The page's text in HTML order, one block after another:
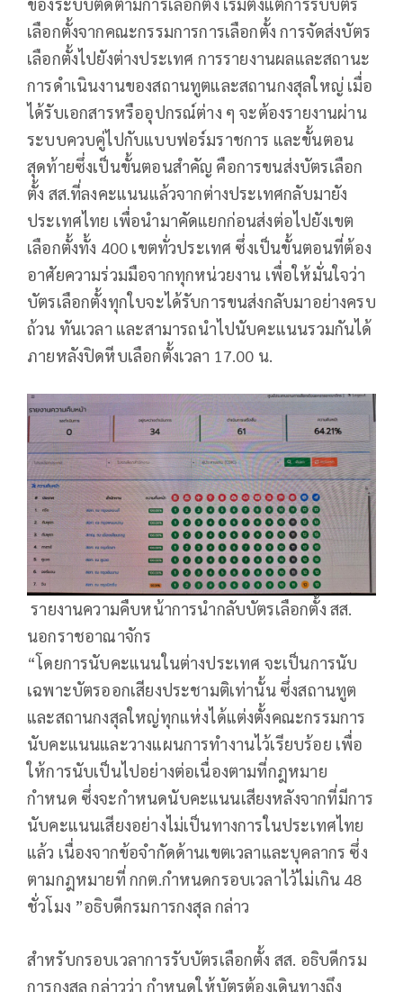
ของระบบติดตามการเลือกตั้ง เริ่มตั้งแต่การรับบัตร
เลือกตั้งจากคณะกรรมการการเลือกตั้ง การจัดส่งบัตร
เลือกตั้งไปยังต่างประเทศ การรายงานผลและสถานะ
การดำเนินงานของสถานทูตและสถานกงสุลใหญ่ เมื่อ
ได้รับเอกสารหรืออุปกรณ์ต่าง ๆ จะต้องรายงานผ่าน
ระบบควบคู่ไปกับแบบฟอร์มราชการ และขั้นตอน
สุดท้ายซึ่งเป็นขั้นตอนสำคัญ คือการขนส่งบัตรเลือก
ตั้ง สส.ที่ลงคะแนนแล้วจากต่างประเทศกลับมายัง
ประเทศไทย เพื่อนำมาคัดแยกก่อนส่งต่อไปยังเขต
เลือกตั้งทั้ง 400 เขตทั่วประเทศ ซึ่งเป็นขั้นตอนที่ต้อง
อาศัยความร่วมมือจากทุกหน่วยงาน เพื่อให้มั่นใจว่า
บัตรเลือกตั้งทุกใบจะได้รับการขนส่งกลับมาอย่างครบ
ถ้วน ทันเวลา และสามารถนำไปนับคะแนนรวมกันได้
ภายหลังปิดหีบเลือกตั้งเวลา 17.00 น.
รายงานความคืบหน้าการนำกลับบัตรเลือกตั้ง สส.
นอกราชอาณาจักร
“โดยการนับคะแนนในต่างประเทศ จะเป็นการนับ
เฉพาะบัตรออกเสียงประชามติเท่านั้น ซึ่งสถานทูต
และสถานกงสุลใหญ่ทุกแห่งได้แต่งตั้งคณะกรรมการ
นับคะแนนและวางแผนการทำงานไว้เรียบร้อย เพื่อ
ให้การนับเป็นไปอย่างต่อเนื่องตามที่กฎหมาย
กำหนด ซึ่งจะกำหนดนับคะแนนเสียงหลังจากที่มีการ
นับคะแนนเสียงอย่างไม่เป็นทางการในประเทศไทย
แล้ว เนื่องจากข้อจำกัดด้านเขตเวลาและบุคลากร ซึ่ง
ตามกฎหมายที่ กกต.กำหนดกรอบเวลาไว้ไม่เกิน 48
ชั่วโมง ”อธิบดีกรมการกงสุล กล่าว
สำหรับกรอบเวลาการรับบัตรเลือกตั้ง สส. อธิบดีกรม
การกงสุล กล่าวว่า กำหนดให้บัตรต้องเดินทางถึง